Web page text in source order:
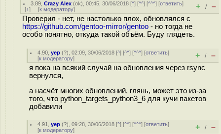
3.89 ,Crazy Alex (ok), 00:45, 30/06/2018 [^] [^^] [^^^] [ответить]
[↑] [к модератору] + / –
Проверил - нет, не настолько плох, обновлялся с
https://github.com/gentoo-mirror/gentoo - но тогда не
особо понятно, откуда такой объём. Буду глядеть.
4.90 ,yep (?), 02:09, 30/06/2018 [^] [^^] [^^^] [ответить]
[к модератору] + / –
я пока на всякий случай на обновления через rsync
вернулся,
а насчёт многих обновлений, глянь, может это из-за
того, что python_targets_python3_6 для кучи пакетов
добавили
4.91 ,yep (?), 09:28, 30/06/2018 [^] [^^] [^^^] [ответить]
[к модератору] + / –